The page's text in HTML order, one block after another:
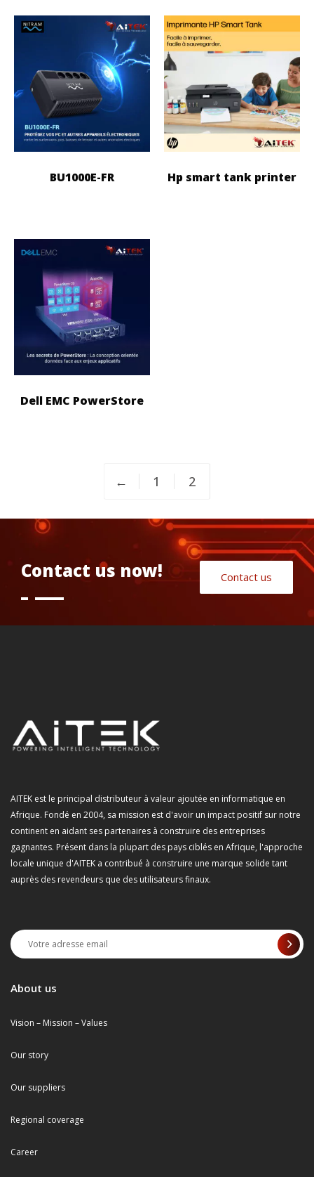
BU1000E-FR Hp smart tank printer
Dell EMC PowerStore
← 1 2
Contact us now! Contact us
AITEK est le principal distributeur à valeur ajoutée en informatique en
Afrique. Fondé en 2004, sa mission est d'avoir un impact positif sur notre
continent en aidant ses partenaires à construire des entreprises
gagnantes. Présent dans la plupart des pays ciblés en Afrique, l'approche
locale unique d'AITEK a contribué à construire une marque solide tant
auprès des revendeurs que des utilisateurs finaux.
About us
Vision – Mission – Values
Our story
Our suppliers
Regional coverage
Career